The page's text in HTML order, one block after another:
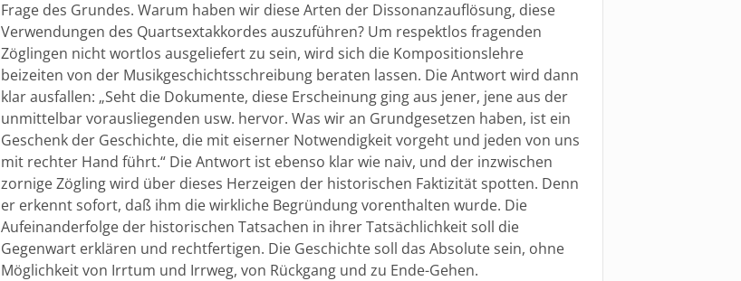
Frage des Grundes. Warum haben wir diese Arten der Dissonanzauflösung, diese
Verwendungen des Quartsextakkordes auszuführen? Um respektlos fragenden
Zöglingen nicht wortlos ausgeliefert zu sein, wird sich die Kompositionslehre
beizeiten von der Musikgeschichtsschreibung beraten lassen. Die Antwort wird dann
klar ausfallen: „Seht die Dokumente, diese Erscheinung ging aus jener, jene aus der
unmittelbar vorausliegenden usw. hervor. Was wir an Grundgesetzen haben, ist ein
Geschenk der Geschichte, die mit eiserner Notwendigkeit vorgeht und jeden von uns
mit rechter Hand führt.“ Die Antwort ist ebenso klar wie naiv, und der inzwischen
zornige Zögling wird über dieses Herzeigen der historischen Faktizität spotten. Denn
er erkennt sofort, daß ihm die wirkliche Begründung vorenthalten wurde. Die
Aufeinanderfolge der historischen Tatsachen in ihrer Tatsächlichkeit soll die
Gegenwart erklären und rechtfertigen. Die Geschichte soll das Absolute sein, ohne
Möglichkeit von Irrtum und Irrweg, von Rückgang und zu Ende-Gehen.